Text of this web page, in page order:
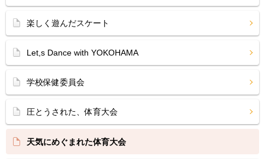
楽しく遊んだスケート
Let,s Dance with YOKOHAMA
学校保健委員会
圧とうされた、体育大会
天気にめぐまれた体育大会